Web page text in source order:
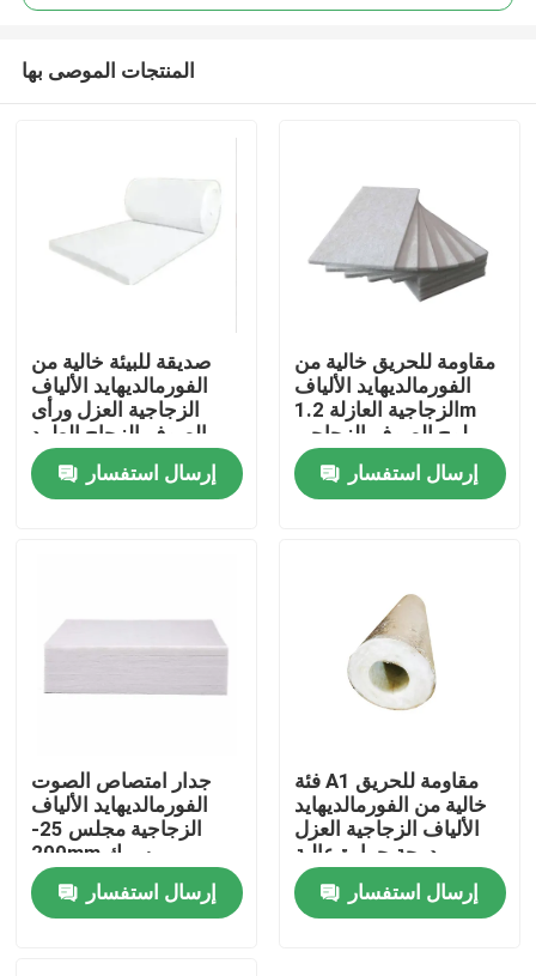
حول بنا
إتصال
لوح الصوف الزجاجي
لوحة ساندويتش الصوف الصخري
المنتجات الموصى بها
صديقة للبيئة خالية من
الفورمالديهايد الألياف
الزجاجية العزل ورأى
الصوف الزجاج الطرد
إرسال استفسار
مقاومة للحريق خالية من
الفورمالديهايد الألياف
الزجاجية العازلة 1.2m
لوح الصوف الزجاجي
إرسال استفسار
جدار امتصاص الصوت
الفورمالديهايد الألياف
الزجاجية مجلس 25-
200mm سمك
إرسال استفسار
فئة A1 مقاومة للحريق
خالية من الفورمالديهايد
الألياف الزجاجية العزل
درجة حرارة عالية
إرسال استفسار